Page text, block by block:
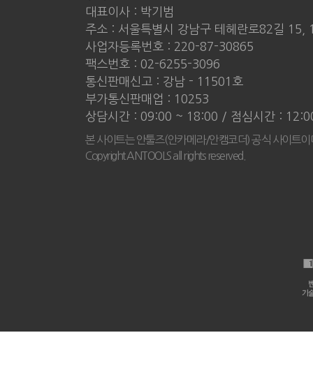
대표이사 : 박기범
주소 : 서울특별시 강남구 테헤란로82길 15,
사업자등록번호 : 220-87-30865
팩스번호 : 02-6255-3096
통신판매신고 : 강남 - 11501호
부가통신판매업 : 10253
상담시간 : 09:00 ~ 18:00 / 점심시간 :
본 사이트는 안툴즈(안카메라/안캠코더) 공식 사이트
Copyright ANTOOLS all rights reserved.